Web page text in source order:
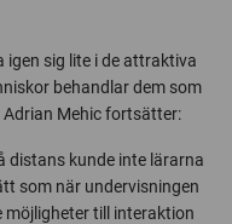
igen sig lite i de attraktiva
behandlar dem som
Mehic fortsätter:
distans kunde inte lärarna
som när undervisningen
möjligheter till interaktion